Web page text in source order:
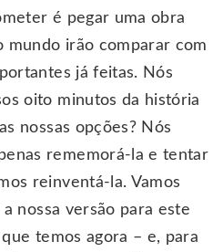
é pegar uma obra
mundo irão comparar com
já feitas. Nós
oito minutos da história
nossas opções? Nós
rememorá-la e tentar
reinventá-la. Vamos
nossa versão para este
temos agora – e, para